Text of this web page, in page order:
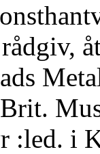
:led. i